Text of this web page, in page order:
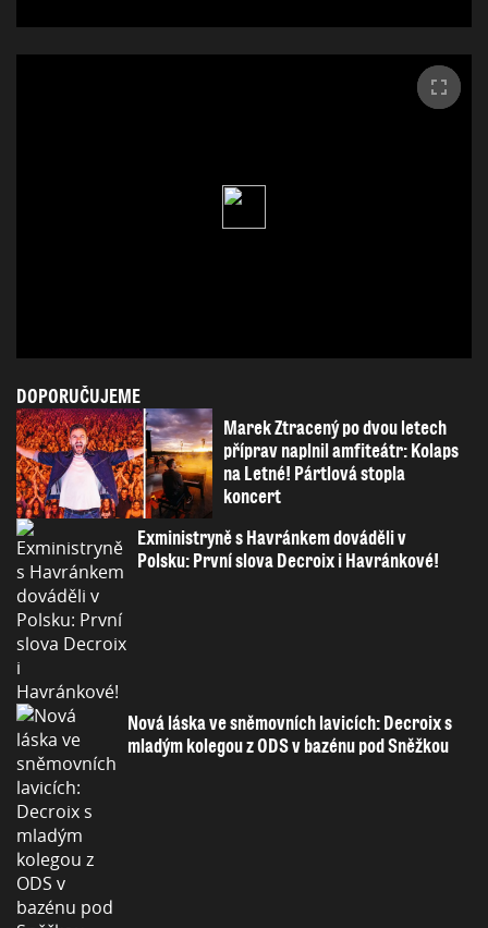
DOPORUČUJEME
Marek Ztracený po dvou letech
příprav naplnil amfiteátr: Kolaps
na Letné! Pártlová stopla
koncert
Exministryně s Havránkem dováděli v
Polsku: První slova Decroix i Havránkové!
Nová láska ve sněmovních lavicích: Decroix s
mladým kolegou z ODS v bazénu pod Sněžkou